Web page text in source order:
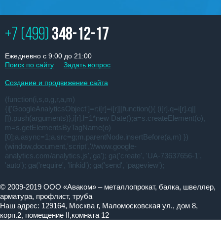
+7 (499) 348-12-17
Ежедневно с 9:00 до 21:00
Поиск по сайту
Задать вопрос
Создание и продвижение сайта
(function(i,s,o,g,r,a,m)
{i['GoogleAnalyticsObject']=r;i[r]=i[r]||function(){ (i[r].q=i[r].q||
[]).push(arguments)},i[r].l=1*new Date();a=s.createElement(o),
m=s.getElementsByTagName(o)
[0];a.async=1;a.src=g;m.parentNode.insertBefore(a,m) })
(window,document,'script','//www.google-
analytics.com/analytics.js','ga'); ga('create', 'UA-73637656-1',
'auto'); ga('require', 'linkid'); ga('send', 'pageview');
© 2009-2019 ООО «Аваком» – металлопрокат, балка, швеллер,
арматура, профлист, труба
Наш адрес: 129164, Москва г, Маломосковская ул., дом 8,
корп.2, помещение II,комната 12